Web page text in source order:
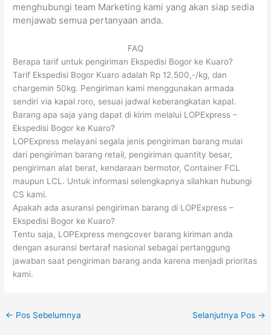
menghubungi team Marketing kami yang akan siap sedia
menjawab semua pertanyaan anda.
FAQ
Berapa tarif untuk pengiriman Ekspedisi Bogor ke Kuaro?
Tarif Ekspedisi Bogor Kuaro adalah Rp 12.500,-/kg, dan
chargemin 50kg. Pengiriman kami menggunakan armada
sendiri via kapal roro, sesuai jadwal keberangkatan kapal.
Barang apa saja yang dapat di kirim melalui LOPExpress –
Ekspedisi Bogor ke Kuaro?
LOPExpress melayani segala jenis pengiriman barang mulai
dari pengiriman barang retail, pengiriman quantity besar,
pengiriman alat berat, kendaraan bermotor, Container FCL
maupun LCL. Untuk informasi selengkapnya silahkan hubungi
CS kami.
Apakah ada asuransi pengiriman barang di LOPExpress –
Ekspedisi Bogor ke Kuaro?
Tentu saja, LOPExpress mengcover barang kiriman anda
dengan asuransi bertaraf nasional sebagai pertanggung
jawaban saat pengiriman barang anda karena menjadi prioritas
kami.
← Pos Sebelumnya Selanjutnya Pos →